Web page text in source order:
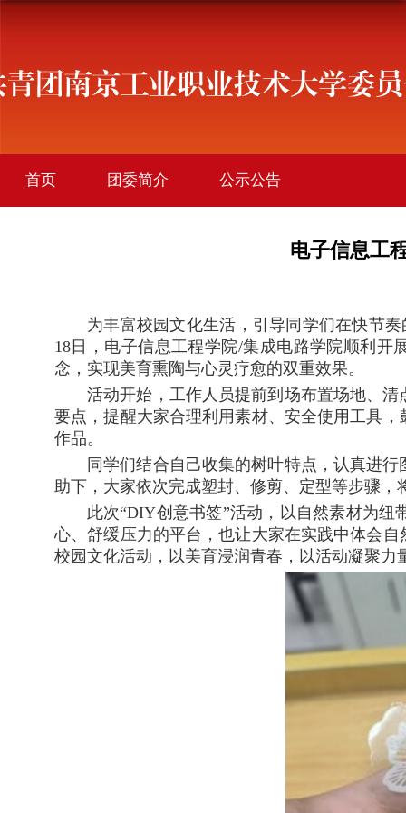
首页 团委简介 公示公告
电子信息工
为丰富校园文化生活，引导同学们在快节
18 日，电子信息工程学院/集成电路学院顺利开
念，实现美育熏陶与心灵疗愈的双重效果。
活动开始，工作人员提前到场布置场地、
要点，提醒大家合理利用素材、安全使用工具
作品。
同学们结合自己收集的树叶特点，认真进
助下，大家依次完成塑封、修剪、定型等步骤
此次“DIY创意书签”活动，以自然素材为
心、舒缓压力的平台，也让大家在实践中体会
校园文化活动，以美育浸润青春，以活动凝聚